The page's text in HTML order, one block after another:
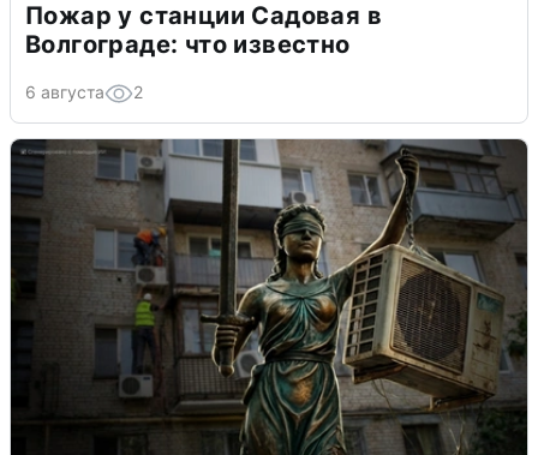
Пожар у станции Садовая в
Волгограде: что известно
6 августа 2